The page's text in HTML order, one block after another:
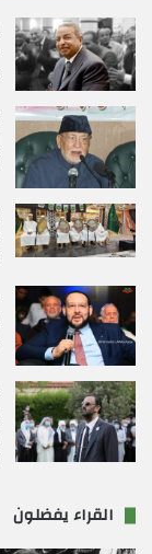
القراء يفضلون